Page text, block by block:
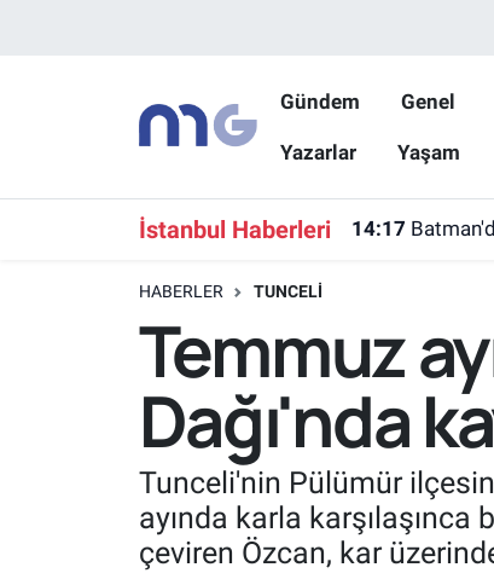
Gündem Genel
Yazarlar Yaşam
İstanbul Haberleri 14:17
HABERLER TUNCELI
Temmuz
Dağı'nda
Tunceli'nin Pülümür
ayında karla karşılaşınca
çeviren Özcan, kar
Hava Durumu
İstanbul Namaz Vakitleri
Süper Lig Puan Durumu ve Fikstür
Tüm Manşetler
Son Dakika Haberleri
Haber Arşivi